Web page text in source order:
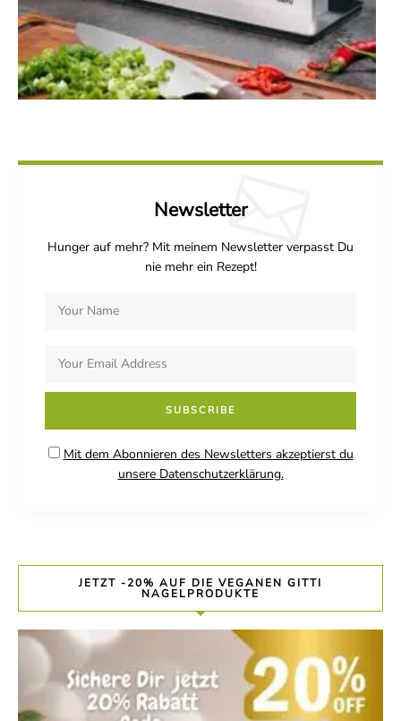
Newsletter
Hunger auf mehr? Mit meinem Newsletter verpasst Du
nie mehr ein Rezept!
Mit dem Abonnieren des Newsletters akzeptierst du
unsere Datenschutzerklärung.
JETZT -20% AUF DIE VEGANEN GITTI
NAGELPRODUKTE